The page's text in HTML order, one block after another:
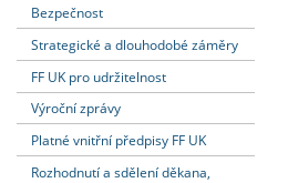
Bezpečnost
Strategické a dlouhodobé záměry
FF UK pro udržitelnost
Výroční zprávy
Platné vnitřní předpisy FF UK
Rozhodnutí a sdělení děkana,